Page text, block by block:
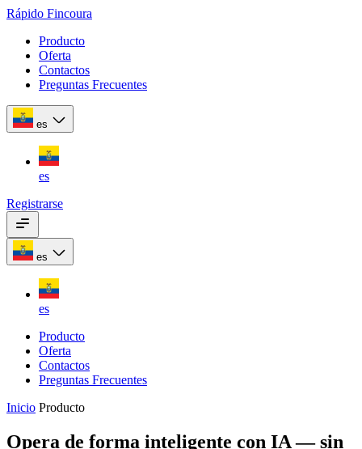
Rápido Fincoura
Producto
Oferta
Contactos
Preguntas Frecuentes
es
es
Registrarse
es
es
Producto
Oferta
Contactos
Preguntas Frecuentes
Inicio Producto
Opera de forma inteligente con IA — sin